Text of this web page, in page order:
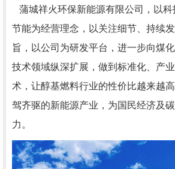
蒲城祥火环保新能源有限公司，以科
节能为经营理念，以关注细节、持续
旨，以公司为研发平台，进一步向煤
技术领域纵深扩展，做到标准化、产
术，让醇基燃料行业的性价比越来越
驾齐驱的新能源产业，为国民经济及
力。